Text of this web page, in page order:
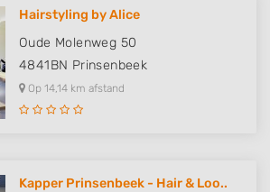
Hairstyling by Alice
Oude Molenweg 50
4841BN Prinsenbeek
Op 14,14 km afstand
Kapper Prinsenbeek - Hair & Loo..